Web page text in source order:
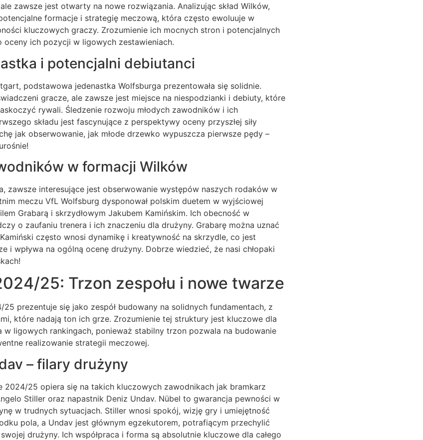
zawsze jest otwarty na nowe rozwiązania. Analizując skład Wilków,
formacje i strategię meczową, która często ewoluuje w
kluczowych graczy. Zrozumienie ich mocnych stron i potencjalnych
oceny ich pozycji w ligowych zestawieniach.
i potencjalni debiutanci
podstawowa jedenastka Wolfsburga prezentowała się solidnie.
gracze, ale zawsze jest miejsce na niespodzianki i debiuty, które
rywali. Śledzenie rozwoju młodych zawodników i ich
składu jest fascynujące z perspektywy oceny przyszłej siły
jak obserwowanie, jak młode drzewko wypuszcza pierwsze pędy –
w formacji Wilków
zawsze interesujące jest obserwowanie występów naszych rodaków w
meczu VfL Wolfsburg dysponował polskim duetem w wyjściowej
Grabarą i skrzydłowym Jakubem Kamińskim. Ich obecność w
o zaufaniu trenera i ich znaczeniu dla drużyny. Grabarę można uznać
często wnosi dynamikę i kreatywność na skrzydle, co jest
i wpływa na ogólną ocenę drużyny. Dobrze wiedzieć, że nasi chłopaki
25: Trzon zespołu i nowe twarze
prezentuje się jako zespół budowany na solidnych fundamentach, z
które nadają ton ich grze. Zrozumienie tej struktury jest kluczowe dla
w ligowych rankingach, ponieważ stabilny trzon pozwala na budowanie
realizowanie strategii meczowej.
– filary drużyny
2024/25 opiera się na takich kluczowych zawodnikach jak bramkarz
Stiller oraz napastnik Deniz Undav. Nübel to gwarancja pewności w
w trudnych sytuacjach. Stiller wnosi spokój, wizję gry i umiejętność
pola, a Undav jest głównym egzekutorem, potrafiącym przechylić
drużyny. Ich współpraca i forma są absolutnie kluczowe dla całego